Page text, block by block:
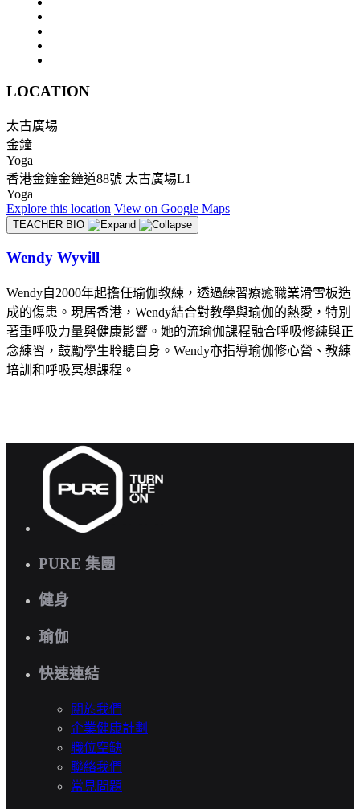
LOCATION
太古廣場
金鐘
Yoga
香港金鐘金鐘道88號 太古廣場L1
Yoga
Explore this location View on Google Maps
TEACHER BIO
Wendy Wyvill
Wendy自2000年起擔任瑜伽教練，透過練習療癒職業滑雪板造
成的傷患。現居香港，Wendy結合對教學與瑜伽的熱愛，特別
著重呼吸力量與健康影響。她的流瑜伽課程融合呼吸修練與正
念練習，鼓勵學生聆聽自身。Wendy亦指導瑜伽修心營、教練
培訓和呼吸冥想課程。
PURE 集團
健身
瑜伽
快速連結
關於我們
企業健康計劃
職位空缺
聯絡我們
常見問題